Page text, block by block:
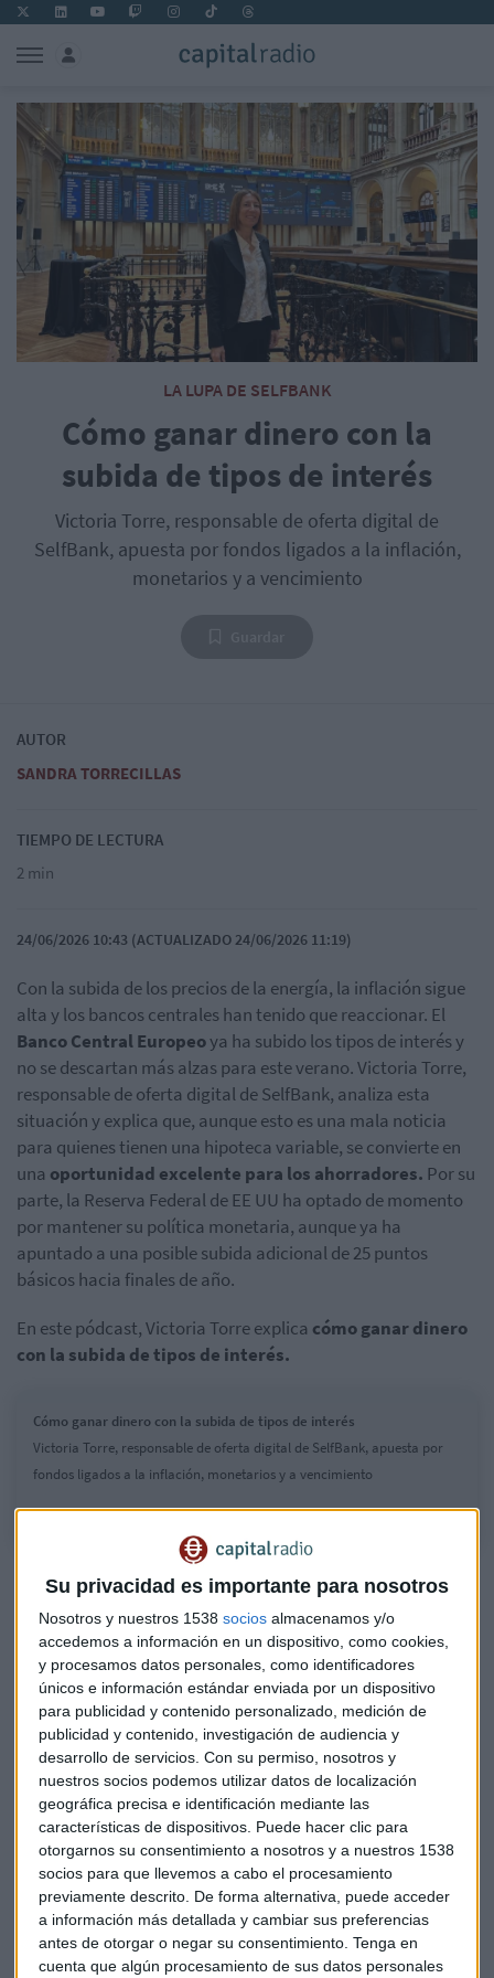
Su privacidad es importante para nosotros
Nosotros y nuestros 1538 socios almacenamos y/o
accedemos a información en un dispositivo, como cookies,
y procesamos datos personales, como identificadores
únicos e información estándar enviada por un dispositivo
para publicidad y contenido personalizado, medición de
publicidad y contenido, investigación de audiencia y
desarrollo de servicios. Con su permiso, nosotros y
nuestros socios podemos utilizar datos de localización
geográfica precisa e identificación mediante las
características de dispositivos. Puede hacer clic para
otorgarnos su consentimiento a nosotros y a nuestros 1538
socios para que llevemos a cabo el procesamiento
previamente descrito. De forma alternativa, puede acceder
a información más detallada y cambiar sus preferencias
antes de otorgar o negar su consentimiento. Tenga en
cuenta que algún procesamiento de sus datos personales
LA LUPA DE SELFBANK
Cómo ganar dinero con la
subida de tipos de interés
Victoria Torre, responsable de oferta digital de
SelfBank, apuesta por fondos ligados a la inflación,
monetarios y a vencimiento
AUTOR
SANDRA TORRECILLAS
TIEMPO DE LECTURA
2 min
24/06/2026 10:43 (ACTUALIZADO 24/06/2026 11:19)
Con la subida de los precios de la energía, la inflación sigue
alta y los bancos centrales han tenido que reaccionar. El
Banco Central Europeoya ha subido los tipos de interés y
no se descartan más alzas para este verano. Victoria Torre,
responsable de oferta digital de SelfBank, analiza esta
situación y explica que, aunque esto es una mala noticia
para quienes tienen una hipoteca variable, se convierte en
una oportunidad excelente para los ahorradores. Por su
parte, la Reserva Federal de EE UU ha optado de momento
por mantener su política monetaria, aunque ya ha
apuntado a una posible subida adicional de 25 puntos
básicos hacia finales de año.
En este pódcast, Victoria Torre explica cómo ganar dinero
con la subida de tipos de interés.
Cómo ganar dinero con la subida de tipos de interés
Victoria Torre, responsable de oferta digital de SelfBank, apuesta por
fondos ligados a la inflación, monetarios y a vencimiento
Fondos ligados a la inflación
Con la previsión de que los tipos de interés se mantengan